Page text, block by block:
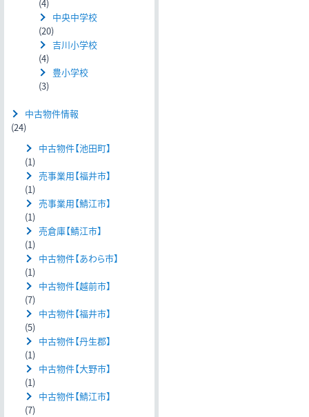
(4)
中央中学校
(20)
吉川小学校
(4)
豊小学校
(3)
中古物件情報
(24)
中古物件【池田町】
(1)
売事業用【福井市】
(1)
売事業用【鯖江市】
(1)
売倉庫【鯖江市】
(1)
中古物件【あわら市】
(1)
中古物件【越前市】
(7)
中古物件【福井市】
(5)
中古物件【丹生郡】
(1)
中古物件【大野市】
(1)
中古物件【鯖江市】
(7)